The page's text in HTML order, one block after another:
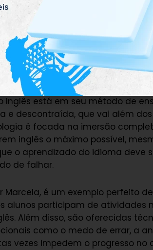
imersão, a Tia do Inglês
Seu canal se tornou um dos
aprender inglês, graças ao seu
cultura pop e muita
está em seu método de
e descontraída, que vai além
é focada na imersão
inglês o máximo possível,
o aprendizado do idioma deve
de falhar.
Marcela, é um exemplo perfeito
alunos participam de atividades
Além disso, são oferecidas
como o medo de errar, a
vezes impedem o progresso no